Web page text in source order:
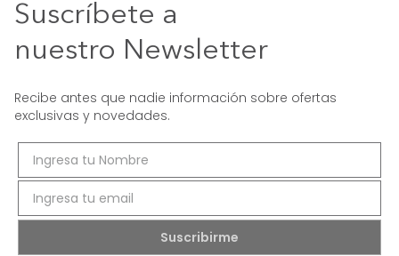
Suscríbete a
nuestro Newsletter
Recibe antes que nadie información sobre ofertas
exclusivas y novedades.